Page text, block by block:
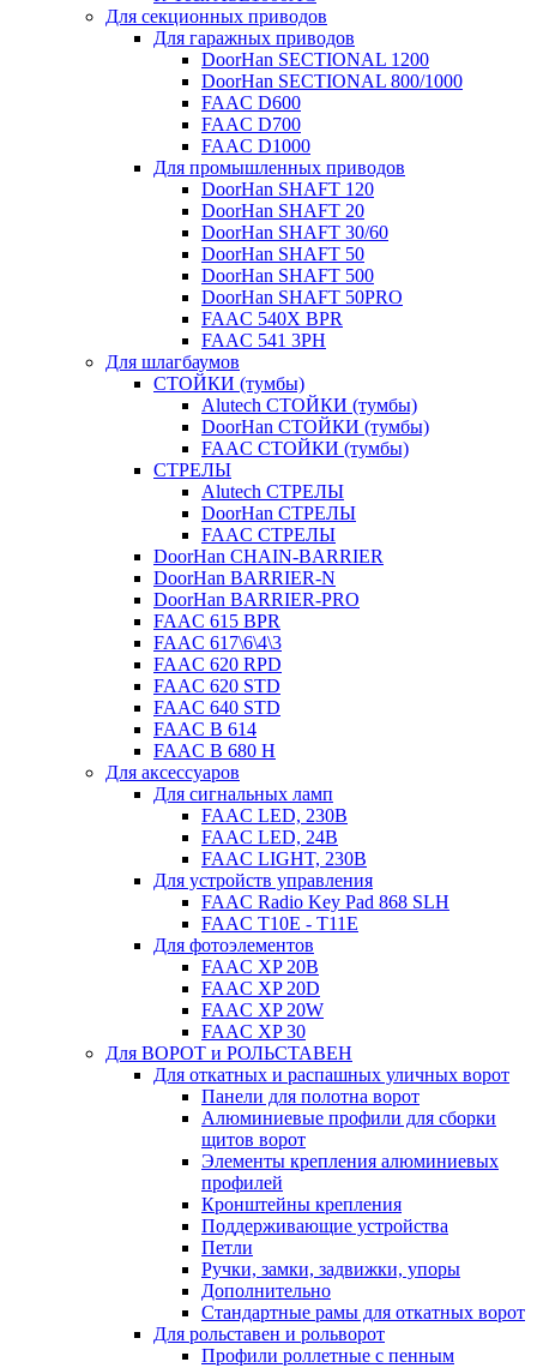
Для секционных приводов
Для гаражных приводов
DoorHan SECTIONAL 1200
DoorHan SECTIONAL 800/1000
FAAC D600
FAAC D700
FAAC D1000
Для промышленных приводов
DoorHan SHAFT 120
DoorHan SHAFT 20
DoorHan SHAFT 30/60
DoorHan SHAFT 50
DoorHan SHAFT 500
DoorHan SHAFT 50PRO
FAAC 540X BPR
FAAC 541 3PH
Для шлагбаумов
СТОЙКИ (тумбы)
Alutech СТОЙКИ (тумбы)
DoorHan СТОЙКИ (тумбы)
FAAC СТОЙКИ (тумбы)
СТРЕЛЫ
Alutech СТРЕЛЫ
DoorHan СТРЕЛЫ
FAAC СТРЕЛЫ
DoorHan CHAIN-BARRIER
DoorHan BARRIER-N
DoorHan BARRIER-PRO
FAAC 615 BPR
FAAC 617\6\4\3
FAAC 620 RPD
FAAC 620 STD
FAAC 640 STD
FAAC B 614
FAAC B 680 H
Для аксессуаров
Для сигнальных ламп
FAAC LED, 230B
FAAC LED, 24B
FAAC LIGHT, 230B
Для устройств управления
FAAC Radio Key Pad 868 SLH
FAAC T10E - T11E
Для фотоэлементов
FAAC XP 20B
FAAC XP 20D
FAAC XP 20W
FAAC XP 30
Для ВОРОТ и РОЛЬСТАВЕН
Для откатных и распашных уличных ворот
Панели для полотна ворот
Алюминиевые профили для сборки
щитов ворот
Элементы крепления алюминиевых
профилей
Кронштейны крепления
Поддерживающие устройства
Петли
Ручки, замки, задвижки, упоры
Дополнительно
Стандартные рамы для откатных ворот
Для рольставен и рольворот
Профили роллетные с пенным